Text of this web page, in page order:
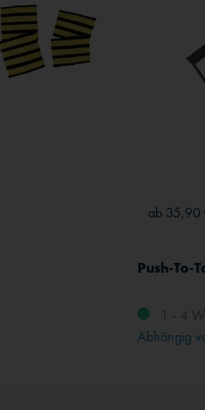
ab 35,90
Push-To-
1 - 4
Abhängig